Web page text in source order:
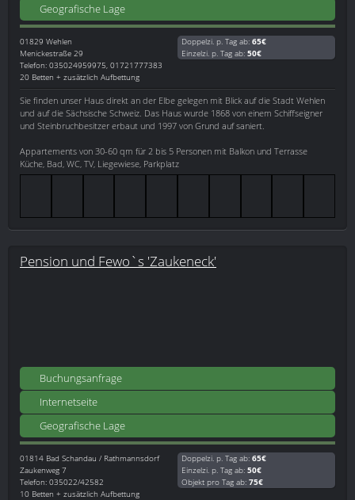
Geografische Lage
01829 Wehlen
Menickestraße 29
Telefon: 035024959975, 01721777383
20 Betten + zusätzlich Aufbettung
Doppelzi. p. Tag ab: 65€
Einzelzi. p. Tag ab: 50€
Sie finden unser Haus direkt an der Elbe gelegen mit Blick auf die Stadt Wehlen
und auf die Sächsische Schweiz. Das Haus wurde 1868 von einem Schiffseigner
und Steinbruchbesitzer erbaut und 1997 von Grund auf saniert.
Appartements von 30-60 qm für 2 bis 5 Personen mit Balkon und Terrasse
Küche, Bad, WC, TV, Liegewiese, Parkplatz
Pension und Fewo`s 'Zaukeneck'
Buchungsanfrage
Internetseite
Geografische Lage
01814 Bad Schandau / Rathmannsdorf
Zaukenweg 7
Telefon: 035022/42582
10 Betten + zusätzlich Aufbettung
Doppelzi. p. Tag ab: 65€
Einzelzi. p. Tag ab: 50€
Objekt pro Tag ab: 75€